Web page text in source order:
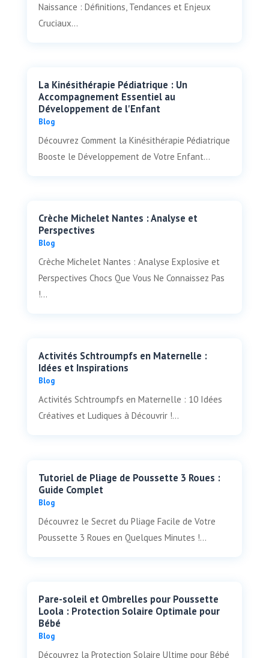
Naissance : Définitions, Tendances et Enjeux
Cruciaux...
La Kinésithérapie Pédiatrique : Un
Accompagnement Essentiel au
Développement de l'Enfant
Blog
Découvrez Comment la Kinésithérapie Pédiatrique
Booste le Développement de Votre Enfant...
Crèche Michelet Nantes : Analyse et
Perspectives
Blog
Crèche Michelet Nantes : Analyse Explosive et
Perspectives Chocs Que Vous Ne Connaissez Pas
!...
Activités Schtroumpfs en Maternelle :
Idées et Inspirations
Blog
Activités Schtroumpfs en Maternelle : 10 Idées
Créatives et Ludiques à Découvrir !...
Tutoriel de Pliage de Poussette 3 Roues :
Guide Complet
Blog
Découvrez le Secret du Pliage Facile de Votre
Poussette 3 Roues en Quelques Minutes !...
Pare-soleil et Ombrelles pour Poussette
Loola : Protection Solaire Optimale pour
Bébé
Blog
Découvrez la Protection Solaire Ultime pour Bébé